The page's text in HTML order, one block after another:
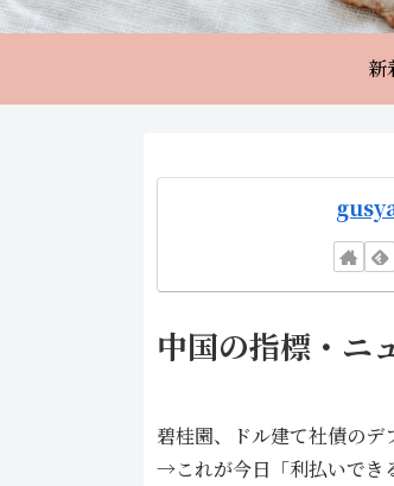
新
中国の指標・ニ
碧桂園、ドル建て社債のデ
→これが今日「利払いでき